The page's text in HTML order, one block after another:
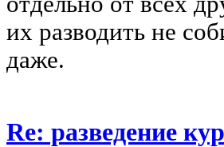
их разводить не
даже.
Re: разведение